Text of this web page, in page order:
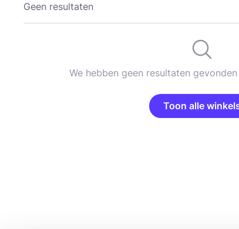
Geen resultaten
We hebben geen resultaten
Toon alle